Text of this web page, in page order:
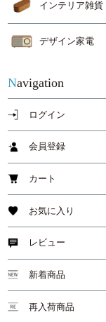
インテリア雑貨
デザイン家電
Navigation
ログイン
会員登録
カート
お気に入り
レビュー
新着商品
再入荷商品